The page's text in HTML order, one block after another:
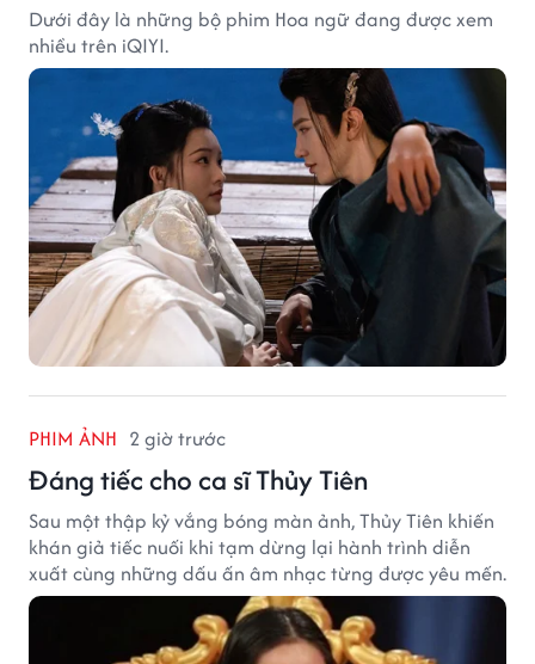
Dưới đây là những bộ phim Hoa ngữ đang được xem
nhiều trên iQIYI.
PHIM ẢNH 2 giờ trước
Đáng tiếc cho ca sĩ Thủy Tiên
Sau một thập kỷ vắng bóng màn ảnh, Thủy Tiên khiến
khán giả tiếc nuối khi tạm dừng lại hành trình diễn
xuất cùng những dấu ấn âm nhạc từng được yêu mến.